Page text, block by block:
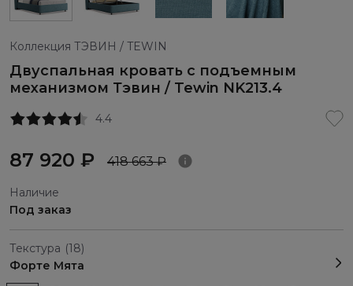
Коллекция ТЭВИН / TEWIN
Двуспальная кровать с подъемным
механизмом Тэвин / Tewin NK213.4
4.4
87 920 ₽ 418 663 ₽
Наличие
Под заказ
Текстура (18)
Форте Мята